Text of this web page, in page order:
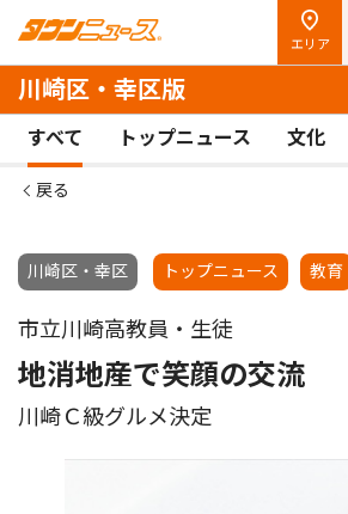
エリア
川崎区・幸区版
すべて トップニュース 文化
戻る
川崎区・幸区 トップニュース 教育
市立川崎高教員・生徒
地消地産で笑顔の交流
川崎Ｃ級グルメ決定